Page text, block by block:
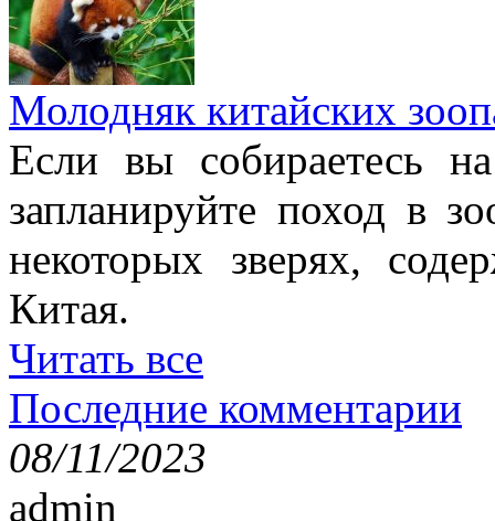
Молодняк китайских
Если вы собираетесь
запланируйте поход в
некоторых зверях,
Китая.
Читать все
Последние комментарии
08/11/2023
admin